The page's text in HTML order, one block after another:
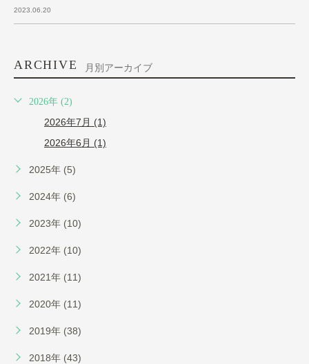
2023.06.20
ARCHIVE 月別アーカイブ
2026年 (2)
2026年7月 (1)
2026年6月 (1)
2025年 (5)
2024年 (6)
2023年 (10)
2022年 (10)
2021年 (11)
2020年 (11)
2019年 (38)
2018年 (43)